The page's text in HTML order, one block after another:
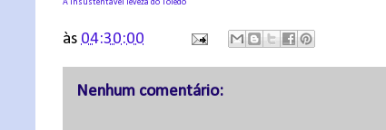
A insustentável leveza do Toledo
às 04:30:00
Nenhum comentário: